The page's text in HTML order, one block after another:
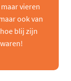
vieren
ook van
blij zijn